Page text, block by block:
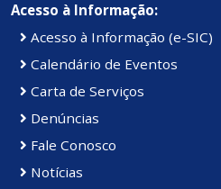
Acesso à Informação:
Acesso à Informação (e-SIC)
Calendário de Eventos
Carta de Serviços
Denúncias
Fale Conosco
Notícias